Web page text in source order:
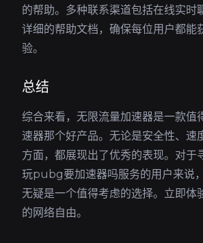
的帮助。多种联系渠道包括在线实时
详细的帮助文档，确保每位用户都能
验。
总结
综合来看，无限流量加速器是一款
速器那个好产品。无论是安全性、速
方面，都展现出了优秀的表现。对于
玩pubg要加速器吗服务的用户来说
无疑是一个值得考虑的选择。立即体
的网络自由。